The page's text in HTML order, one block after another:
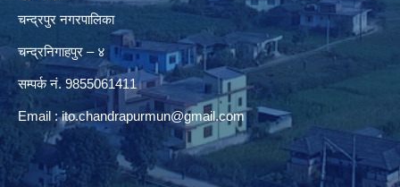
चन्द्रपुर नगरपालिका
चन्द्रनिगाहपुर – ४
सम्पर्क नं. 9855061411
Email :ito.chandrapurmun@gmail.com